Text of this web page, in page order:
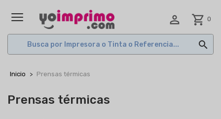
 shopping_cart 0

Inicio Prensas térmicas
Prensas térmicas